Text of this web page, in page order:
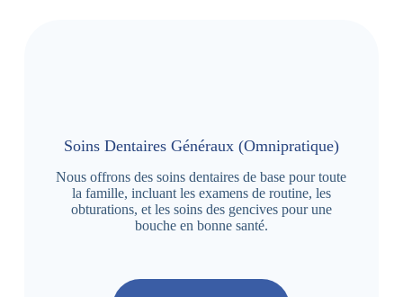
Soins Dentaires Généraux (Omnipratique)
Nous offrons des soins dentaires de base pour toute
la famille, incluant les examens de routine, les
obturations, et les soins des gencives pour une
bouche en bonne santé.